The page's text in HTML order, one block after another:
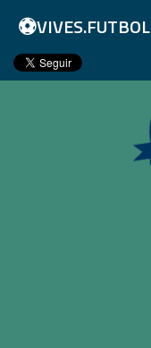
⚽VIVES.FUTBOL
Inicio